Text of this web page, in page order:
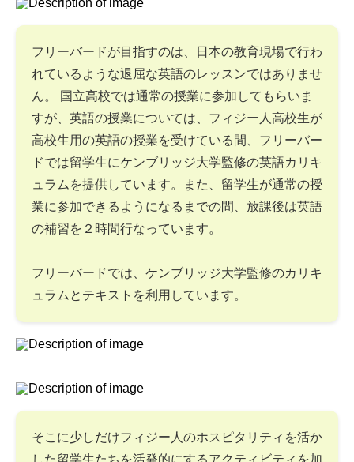
フリーバードが目指すのは、日本の教育現場で行わ
れているような退屈な英語のレッスンではありませ
ん。 国立高校では通常の授業に参加してもらいま
すが、英語の授業については、フィジー人高校生が
高校生用の英語の授業を受けている間、フリーバー
ドでは留学生にケンブリッジ大学監修の英語カリキ
ュラムを提供しています。また、留学生が通常の授
業に参加できるようになるまでの間、放課後は英語
の補習を２時間行なっています。
フリーバードでは、ケンブリッジ大学監修のカリキ
ュラムとテキストを利用しています。
そこに少しだけフィジー人のホスピタリティを活か
した留学生たちを活発的にするアクティビティを加